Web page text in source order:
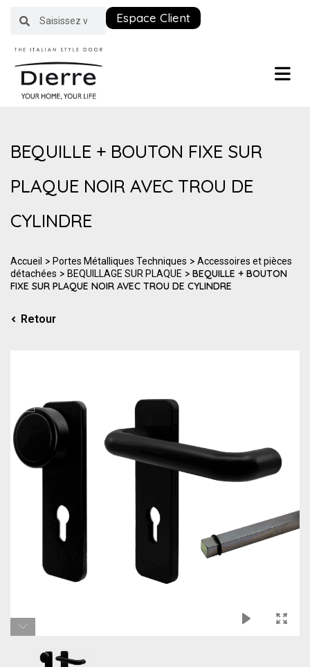
Espace Client
BEQUILLE + BOUTON FIXE SUR
PLAQUE NOIR AVEC TROU DE
CYLINDRE
Accueil > Portes Métalliques Techniques > Accessoires et pièces
détachées > BEQUILLAGE SUR PLAQUE > BEQUILLE + BOUTON
FIXE SUR PLAQUE NOIR AVEC TROU DE CYLINDRE
Retour